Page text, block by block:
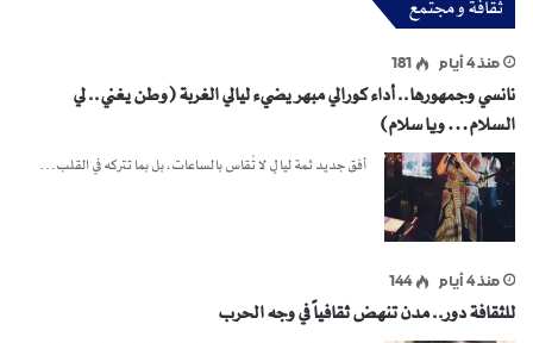
ثقافة و مجتمع
منذ 4 أيام 181
نانسي وجمهورها.. أداء كورالي مبهر يضيء ليالي الغربة (وطن يغني.. لي
السلام… ويا سلام)
أفق جديد ثمة ليالٍ لا تُقاس بالساعات، بل بما تتركه في القلب…
منذ 4 أيام 144
للثقافة دور.. مدن تنهض ثقافياً في وجه الحرب